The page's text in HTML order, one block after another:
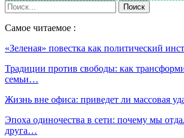
Самое читаемое :
«Зеленая» повестка как политический
Традиции против свободы: как
семьи…
Жизнь вне офиса: приведет ли массовая
Эпоха одиночества в сети: почему мы
друга…